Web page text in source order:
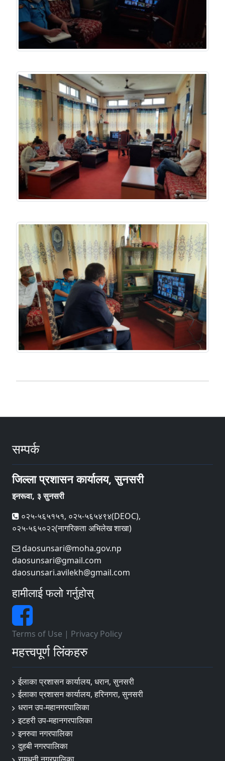
सम्पर्क
जिल्ला प्रशासन कार्यालय, सुनसरी
इनरूवा, ३ सुनसरी
०२५-५६५१५१, ०२५-५६५४९४(DEOC),
०२५-५६५०२२(नागरिकता अभिलेख शाखा)
daosunsari@moha.gov.np
daosunsari@gmail.com
daosunsari.avilekh@gmail.com
हामीलाई फलो गर्नुहोस्
Terms of Use | Privacy Policy
महत्त्वपूर्ण लिंकहरु
ईलाका प्रशासन कार्यालय, धरान, सुनसरी
ईलाका प्रशासन कार्यालय, हरिनगरा, सुनसरी
धरान उप-महानगरपालिका
इटहरी उप-महानगरपालिका
इनरुवा नगरपालिका
दुहबी नगरपालिका